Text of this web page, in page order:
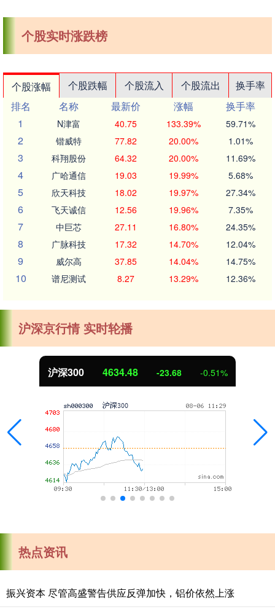
个股实时涨跌榜
个股涨幅 个股跌幅 个股流入 个股流出
换手率
排名
名称 最新价 涨幅
换手率
1
N津富 40.75 133.39% 59.71%
2 锴威特 77.82 20.00% 1.01%
3 科翔股份 64.32 20.00% 11.69%
4 广哈通信 19.03 19.99% 5.68%
5 欣天科技 18.02 19.97% 27.34%
6 飞天诚信 12.56 19.96% 7.35%
7 中巨芯 27.11 16.80% 24.35%
8 广脉科技 17.32 14.70% 12.04%
9 威尔高 37.85 14.04% 14.75%
10 谱尼测试 8.27 13.29% 12.36%
沪深京行情 实时轮播
沪深300 4634.48 -23.68 -0.51%
热点资讯
振兴资本 尽管高盛警告供应反弹加快，铝价依然上涨